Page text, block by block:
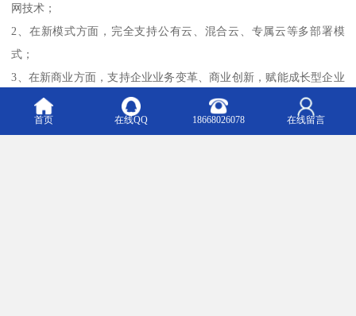
网技术；
2、在新模式方面，完全支持公有云、混合云、专属云等多部署模
式；
3、在新商业方面，支持企业业务变革、商业创新，赋能成长型企业
转型升级。
首页 在线QQ 18668026078 在线留言